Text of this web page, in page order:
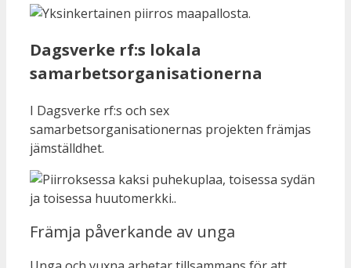
Dagsverke rf:s lokala
samarbetsorganisationerna
I Dagsverke rf:s och sex
samarbetsorganisationernas projekten främjas
jämställdhet.
Främja påverkande av unga